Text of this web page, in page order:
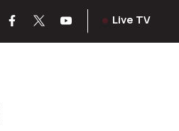
Live TV